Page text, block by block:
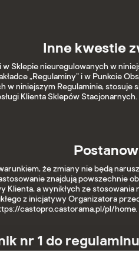
Inne kwestie
Sklepie nieuregulowanych w
„Regulaminy” i w Punkcie
niniejszym Regulaminie,
Klienta Sklepów Stacjonarnych.
że zmiany nie będą
znajdują powszechnie
a wynikłych ze
z inicjatywy Organizatora
castopro.castorama.pl/pl/home.
nr 1 do